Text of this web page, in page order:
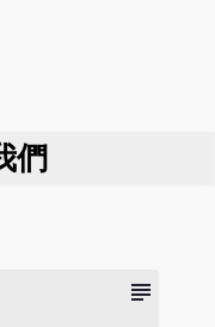
們
subject